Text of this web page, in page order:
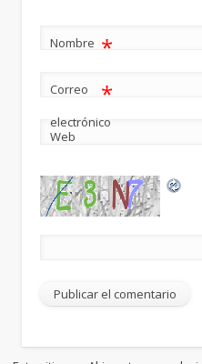
Nombre *
Correo
electrónico
*
Web